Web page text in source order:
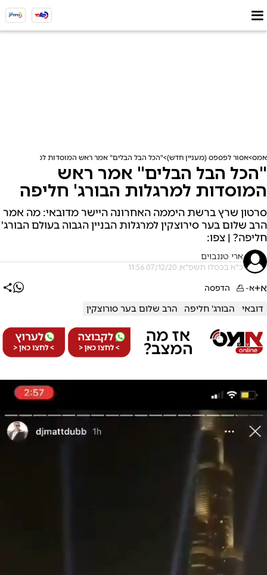
אמס אסור לפספס (מעניין חדש) "הכל הבל הבלים" אמר ראש המוסדות למרגלות
"הכל הבל הבלים" אמר ראש
המוסדות למרגלות הבורג' חליפה
סרטון שרץ ברשת היממה האחרונה היישר מדובאי: מה אמר
הרב שלום בער סירוצקין למרגלות הבניין הגבוה בעולם הבורג'
חליפה? | צפו:
ארי טננבוים
כ"א בכסלו תשפ"א, 07/12/20 11:56
א+א- הדפסה
דובאי הבורג' חליפה הרב שלום בער סורוצקין